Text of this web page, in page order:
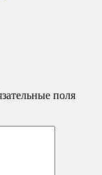
поля